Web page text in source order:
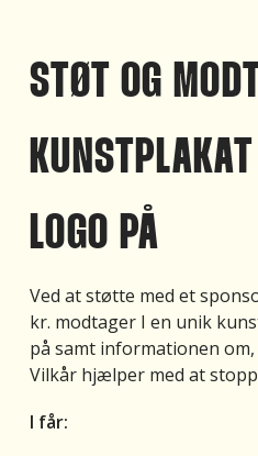
STØT OG
LOGO PÅ
Ved at støtte med et
kr. modtager I en unik
på samt informationen
Vilkår hjælper med at
I får: